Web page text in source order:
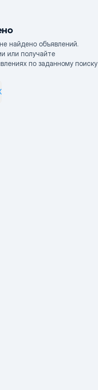
найдено объявлений.
или получайте
по заданному поиску